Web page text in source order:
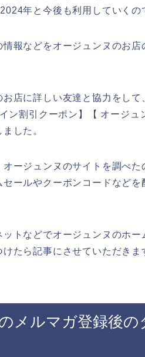
年と今後も利用していくの
報などをオージュンヌのお
店に詳しい友達と協力をし
ン割引クーポン】【 オージ
した。
ージュンヌのサイトを調べ
ールやクーポンコードなど
トなどでオージュンヌのホ
たら記事にさせていただきま
メルマガ登録後